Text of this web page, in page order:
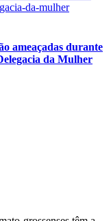
ameaçadas durante
da Mulher